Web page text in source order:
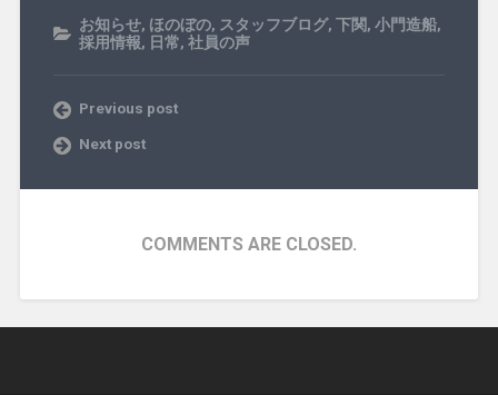
お知らせ, ほのぼの, スタッフブログ, 下関, 小門造船,
採用情報, 日常, 社員の声
Previous post
Next post
COMMENTS ARE CLOSED.